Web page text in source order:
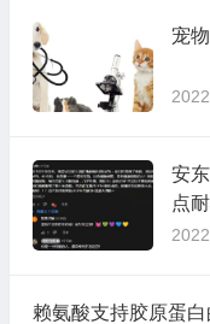
宠
安
点
在
赖氨酸支持胶原蛋